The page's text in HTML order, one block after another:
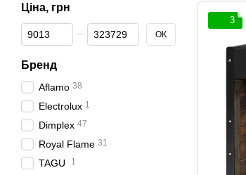
3
Ціна, грн
Від Ціна, грн
До Ціна, грн ОК
Бренд
Aflamo 38
Electrolux 1
Dimplex 47
Royal Flame 31
TAGU 1